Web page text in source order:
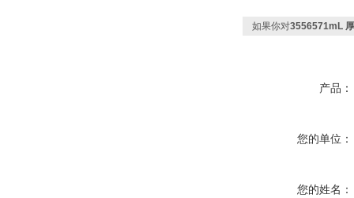
如果你对3556571mL
产品：
您的单位：
您的姓名：